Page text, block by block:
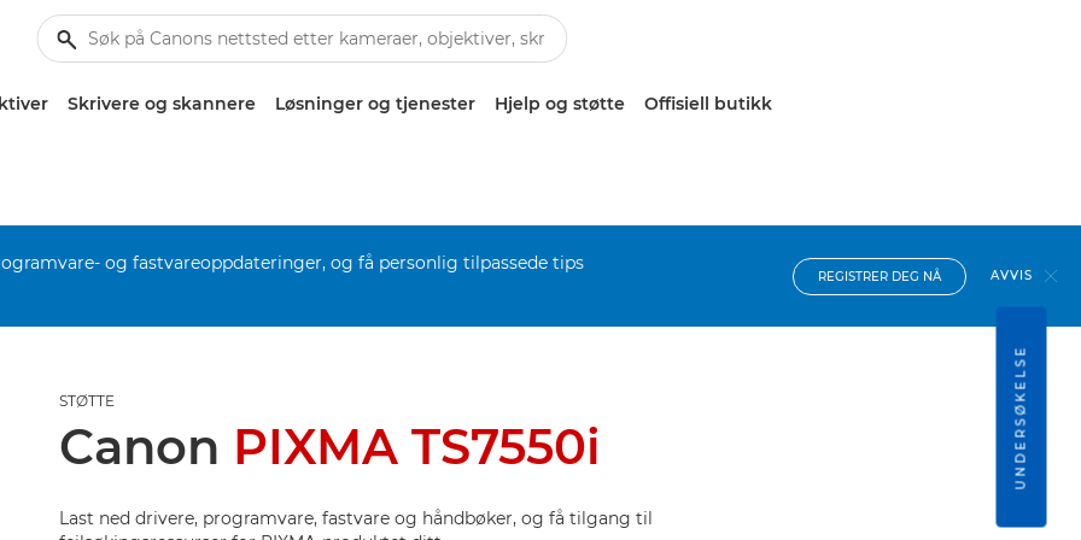
Skrivere og skannere Løsninger og tjenester Hjelp og støtte Offisiell butikk
og fastvareoppdateringer, og få personlig tilpassede tips
REGISTRER DEG NÅ AVVIS
STØTTE
Canon PIXMA TS7550i
Last ned drivere, programvare, fastvare og håndbøker, og få tilgang til
UNDERSØKELSE